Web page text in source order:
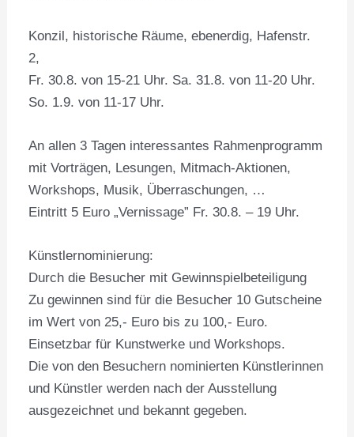
Konzil, historische Räume, ebenerdig, Hafenstr.
2,
Fr. 30.8. von 15-21 Uhr. Sa. 31.8. von 11-20 Uhr.
So. 1.9. von 11-17 Uhr.
An allen 3 Tagen interessantes Rahmenprogramm
mit Vorträgen, Lesungen, Mitmach-Aktionen,
Workshops, Musik, Überraschungen, …
Eintritt 5 Euro „Vernissage” Fr. 30.8. – 19 Uhr.
Künstlernominierung:
Durch die Besucher mit Gewinnspielbeteiligung
Zu gewinnen sind für die Besucher 10 Gutscheine
im Wert von 25,- Euro bis zu 100,- Euro.
Einsetzbar für Kunstwerke und Workshops.
Die von den Besuchern nominierten Künstlerinnen
und Künstler werden nach der Ausstellung
ausgezeichnet und bekannt gegeben.